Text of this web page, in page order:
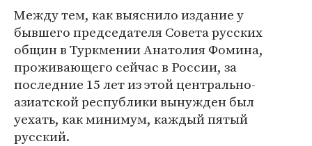
Между тем, как выяснило издание у
бывшего председателя Совета русских
общин в Туркмении Анатолия Фомина,
проживающего сейчас в России, за
последние 15 лет из этой центрально-
азиатской республики вынужден был
уехать, как минимум, каждый пятый
русский.